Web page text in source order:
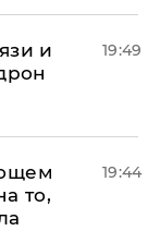
и
19:49
то,
19:44